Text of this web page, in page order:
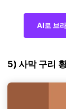
AI로 브
5) 사막 구리